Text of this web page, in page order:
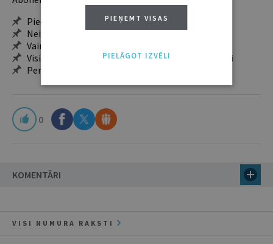
Pieeja jaunākajam izdevumam
Neierobežota pieeja arhīvam – 24 h/7 d.
Vairāk nekā 18 000 rakstu un 2000 autoru
Visi tematiskie numuri un ikgadējie grāmatžurnāli
Personalizētās iespējas – piezīmes, citāti, mapes
0
KOMENTĀRI
VISI NUMURA RAKSTI
PIEŅEMT VISAS
PIELĀGOT IZVĒLI